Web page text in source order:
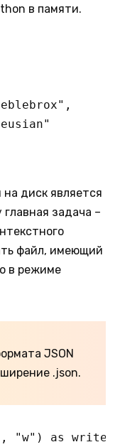
в памяти.
диск является
задача –
файл, имеющий
в режиме
JSON
.json.
"w") as